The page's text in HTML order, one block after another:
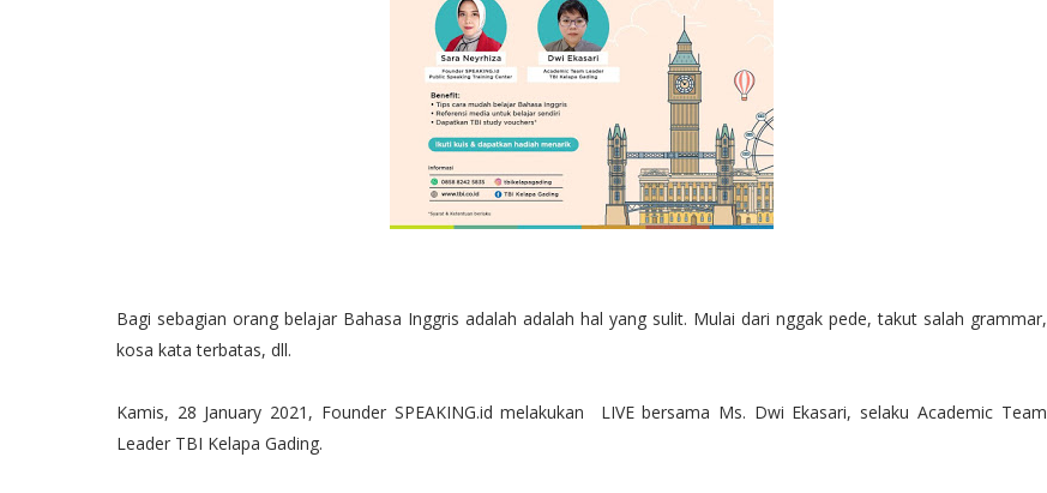
Bagi sebagian orang belajar Bahasa Inggris adalah adalah hal yang sulit. Mulai dari nggak pede, takut salah grammar,
kosa kata terbatas, dll.
Kamis, 28 January 2021, Founder SPEAKING.id melakukan LIVE bersama Ms. Dwi Ekasari, selaku Academic Team
Leader TBI Kelapa Gading.